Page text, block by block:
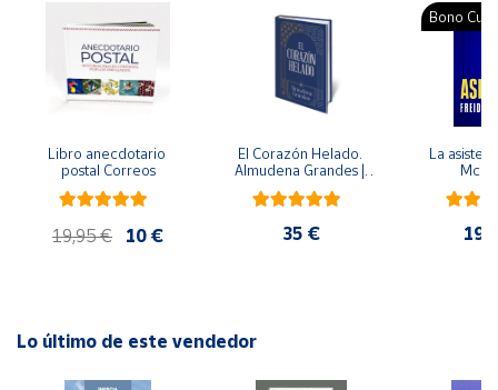
cliente
Ubicación
Península
Baleares
Canarias,
Idioma: Español
Libro anecdotario
postal Correos
19,95 € 10 €
El Corazón Helado.
Almudena Grandes |
Edición especial de
lujo | Libro con sello y
35 €
Bono
La
Lo último de este vendedor